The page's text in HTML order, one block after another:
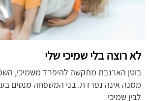
לא רוצה בלי שמיכי שלי
בוטן הארנבת מתקשה להיפרד משמיכי,
ממנה אינה נפרדת. בני המשפחה מנסים
לבין שמיכי